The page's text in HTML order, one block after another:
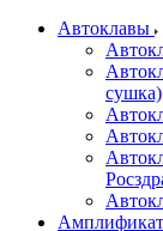
Автоклавы
сушка)